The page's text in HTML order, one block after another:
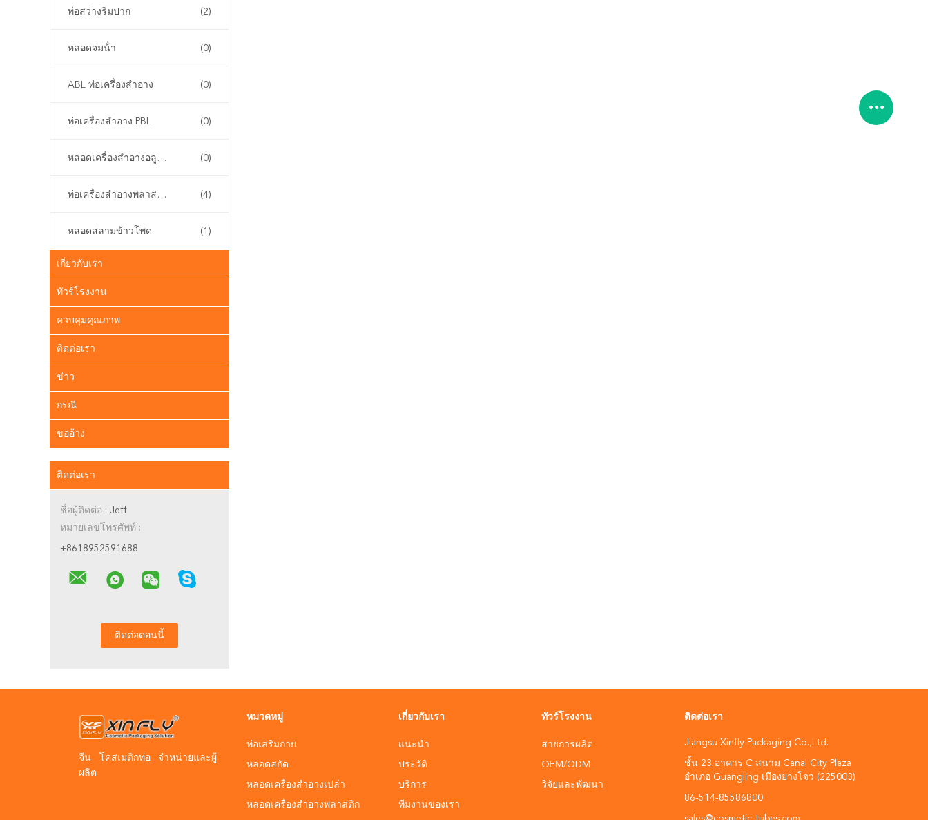
ท่อสว่างริมปาก (2)
หลอดจมน้ํา (0)
ABL ท่อเครื่องสําอาง (0)
ท่อเครื่องสําอาง PBL (0)
หลอดเครื่องสําอางอลูมิเนียม (0)
ท่อเครื่องสําอางพลาสติก PCR (4)
หลอดสลามข้าวโพด (1)
เกี่ยวกับเรา
ทัวร์โรงงาน
ควบคุมคุณภาพ
ติดต่อเรา
ข่าว
กรณี
ขออ้าง
ติดต่อเรา
ชื่อผู้ติดต่อ : Jeff
หมายเลขโทรศัพท์ :
+8618952591688
จีน โคสเมติกท่อ จําหน่ายและผู้
ผลิต
หมวดหมู่
ท่อเสริมกาย
หลอดสกัด
หลอดเครื่องสำอางเปล่า
หลอดเครื่องสำอางพลาสติก
เกี่ยวกับเรา
แนะนำ
ประวัติ
บริการ
ทีมงานของเรา
ทัวร์โรงงาน
สายการผลิต
OEM/ODM
วิจัยและพัฒนา
ติดต่อเรา
Jiangsu Xinfly Packaging Co.,Ltd.
ชั้น 23 อาคาร C สนาม Canal City Plaza
อําเภอ Guangling เมืองยางโจว (225003)
86-514-85586800